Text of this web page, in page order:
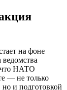
на фоне
что НАТО
— не только
и подготовкой